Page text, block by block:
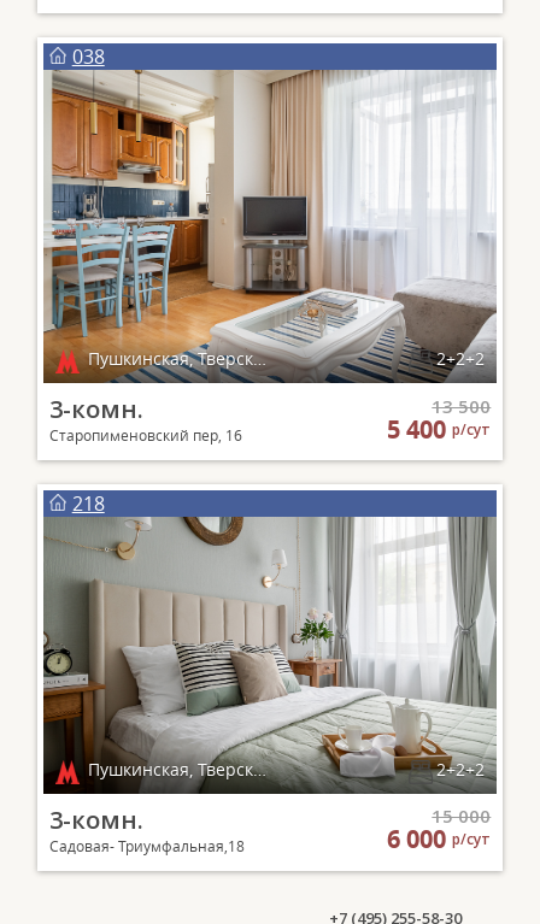
038
Пушкинская, Тверская, Чеховская, Маяковская 2+2+2
3-комн.
Старопименовский пер, 16
13 500
5 400р/сут
218
Пушкинская, Тверская, Чеховская, Маяковская 2+2+2
3-комн.
Садовая- Триумфальная,18
15 000
6 000р/сут
+7 (495) 255-58-30